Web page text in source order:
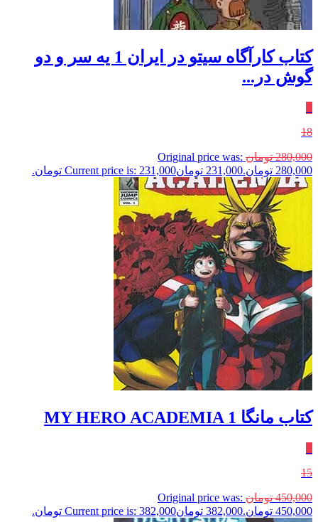
کتاب کارآگاه سیتو در ایران 1 یه‌ سر و دو
گوش‌ در...
18
280,000 تومان Original price was:
280,000 تومان.
231,000 تومانCurrent price is: 231,000 تومان.
کتاب مانگا MY HERO ACADEMIA 1
15
450,000 تومان Original price was:
450,000 تومان.
382,000 تومانCurrent price is: 382,000 تومان.